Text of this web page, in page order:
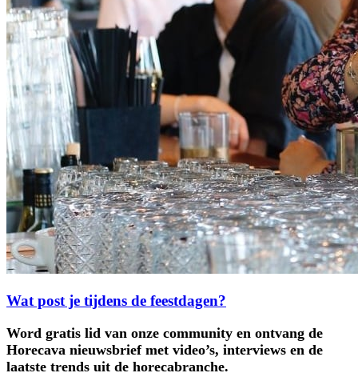
Wat post je tijdens de feestdagen?
Word gratis lid van onze community en ontvang de
Horecava nieuwsbrief met video’s, interviews en de
laatste trends uit de horecabranche.